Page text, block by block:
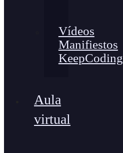
Vídeos
Manifiestos
KeepCoding
Aula
virtual